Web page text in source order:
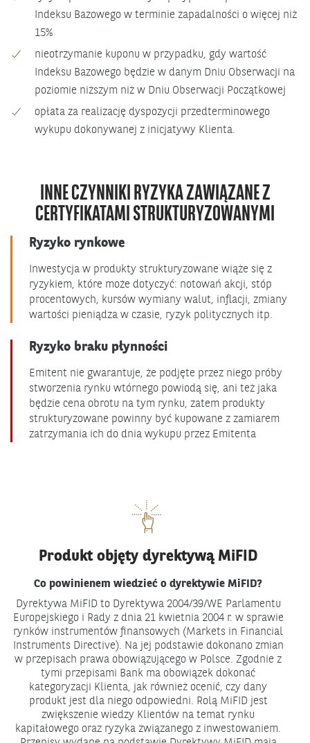
Indeksu Bazowego w terminie zapadalności o więcej niż
15%
nieotrzymanie kuponu w przypadku, gdy wartość
Indeksu Bazowego będzie w danym Dniu Obserwacji na
poziomie niższym niż w Dniu Obserwacji Początkowej
opłata za realizację dyspozycji przedterminowego
wykupu dokonywanej z inicjatywy Klienta.
INNE CZYNNIKI RYZYKA ZAWIĄZANE Z
CERTYFIKATAMI STRUKTURYZOWANYMI
Ryzyko rynkowe
Inwestycja w produkty strukturyzowane wiąże się z
ryzykiem, które może dotyczyć: notowań akcji, stóp
procentowych, kursów wymiany walut, inflacji, zmiany
wartości pieniądza w czasie, ryzyk politycznych itp.
Ryzyko braku płynności
Emitent nie gwarantuje, że podjęte przez niego próby
stworzenia rynku wtórnego powiodą się, ani też jaka
będzie cena obrotu na tym rynku, zatem produkty
strukturyzowane powinny być kupowane z zamiarem
zatrzymania ich do dnia wykupu przez Emitenta
Produkt objęty dyrektywą MiFID
Co powinienem wiedzieć o dyrektywie MiFID?
Dyrektywa MiFID to Dyrektywa 2004/39/WE Parlamentu
Europejskiego i Rady z dnia 21 kwietnia 2004 r. w sprawie
rynków instrumentów finansowych (Markets in Financial
Instruments Directive). Na jej podstawie dokonano zmian
w przepisach prawa obowiązującego w Polsce. Zgodnie z
tymi przepisami Bank ma obowiązek dokonać
kategoryzacji Klienta, jak również ocenić, czy dany
produkt jest dla niego odpowiedni. Rolą MiFID jest
zwiększenie wiedzy Klientów na temat rynku
kapitałowego oraz ryzyka związanego z inwestowaniem.